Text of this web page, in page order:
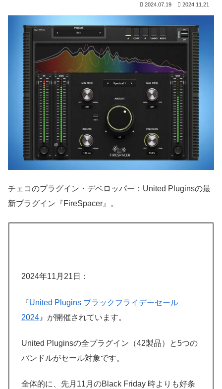
2024.07.19 2024.11.21
チェコのプラグイン・デベロッパー：United Pluginsの最
新プラグイン『FireSpacer』。
2024年11月21日：
『United Plugins ブラックフライデーセール
2024 』が開催されています。
United Pluginsの全プラグイン（42製品）と5つの
バンドルがセール対象です。
全体的に、先月11月のBlack Friday 時よりも好条